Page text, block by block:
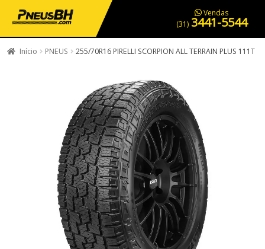
PNEUS EM OFERTA SERVIÇOS AUTOMOTIVOS NOSSA LOJA
Vendas
(31) 3441-5544
Início PNEUS 255/70R16 PIRELLI SCORPION ALL TERRAIN PLUS 111T